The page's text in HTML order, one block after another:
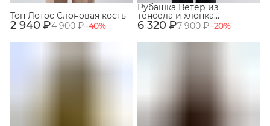
2 940 ₽4 900 ₽−40%
Топ Лотос Слоновая кость
6 320 ₽7 900 ₽−20%
Рубашка Ветер из
тенсела и хлопка
Туманный